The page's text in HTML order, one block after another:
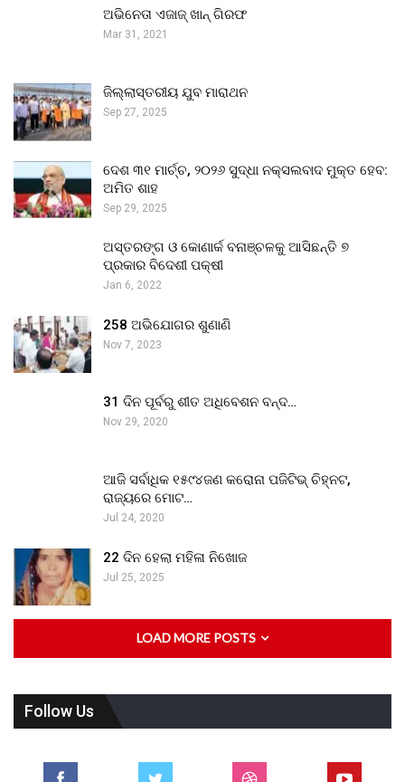
ଅଭିନେତା ଏଜାଜ୍ ଖାନ୍ ଗିରଫ
Mar 31, 2021
ଜିଲ୍ଲାସ୍ତରୀୟ ଯୁବ ମାରାଥନ
Sep 27, 2025
ଦେଶ ୩୧ ମାର୍ଚ୍ଚ, ୨୦୨୬ ସୁଦ୍ଧା ନକ୍ସଲବାଦ ମୁକ୍ତ ହେବ:
ଅମିତ ଶାହ
Sep 29, 2025
ଅସ୍ତରଙ୍ଗ ଓ କୋଣାର୍କ ବନାଞ୍ଚଳକୁ ଆସିଛନ୍ତି ୭
ପ୍ରକାର ବିଦେଶୀ ପକ୍ଷୀ
Jan 6, 2022
258 ଅଭିଯୋଗର ଶୁଣାଣି
Nov 7, 2023
31 ଦିନ ପୂର୍ବରୁ ଶୀତ ଅଧିବେଶନ ବନ୍ଦ…
Nov 29, 2020
ଆଜି ସର୍ବାଧିକ ୧୫୯୪ଜଣ କରୋନା ପଜିଟିଭ୍ ଚିହ୍ନଟ,
ରାଜ୍ୟରେ ମୋଟ…
Jul 24, 2020
22 ଦିନ ହେଲା ମହିଳା ନିଖୋଜ
Jul 25, 2025
LOAD MORE POSTS
Follow Us